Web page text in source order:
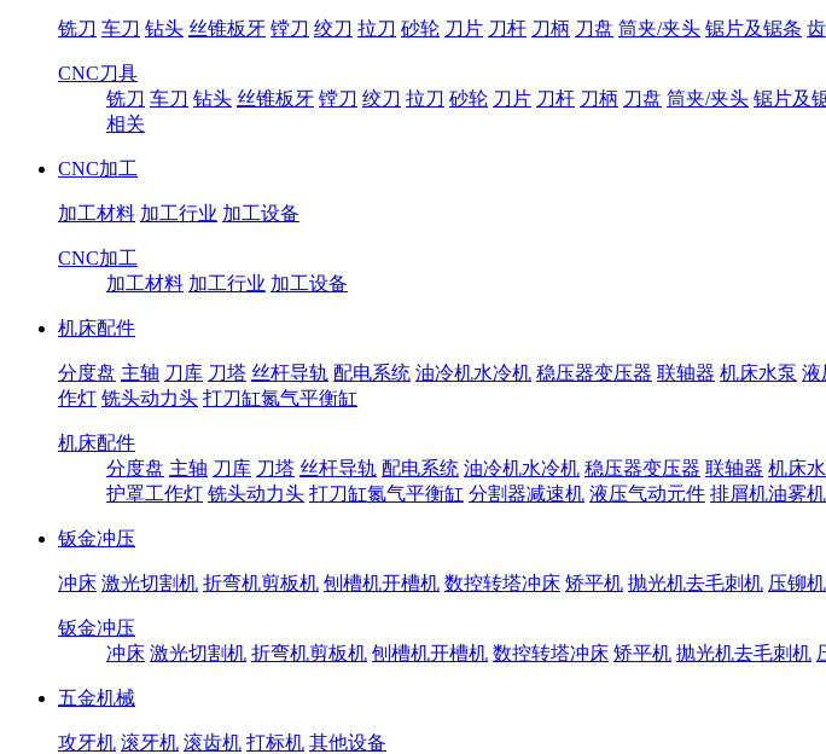
铣刀 车刀 钻头 丝锥板牙 镗刀 绞刀 拉刀 砂轮 刀片 刀杆 刀柄 刀盘 筒夹/夹头 锯片及锯条
CNC刀具
铣刀 车刀 钻头 丝锥板牙 镗刀 绞刀 拉刀 砂轮 刀片 刀杆 刀柄 刀盘 筒夹/夹头 锯片及
相关
CNC加工
加工材料 加工行业 加工设备
CNC加工
加工材料 加工行业 加工设备
机床配件
分度盘 主轴 刀库 刀塔 丝杆导轨 配电系统 油冷机水冷机 稳压器变压器 联轴器 机床水泵 液
作灯 铣头动力头 打刀缸氮气平衡缸
机床配件
分度盘 主轴 刀库 刀塔 丝杆导轨 配电系统 油冷机水冷机 稳压器变压器 联轴器 机床
护罩工作灯 铣头动力头 打刀缸氮气平衡缸 分割器减速机 液压气动元件 排屑机油雾机
钣金冲压
冲床 激光切割机 折弯机剪板机 刨槽机开槽机 数控转塔冲床 矫平机 抛光机去毛刺机 压铆机
钣金冲压
冲床 激光切割机 折弯机剪板机 刨槽机开槽机 数控转塔冲床 矫平机 抛光机去毛刺机
五金机械
攻牙机 滚牙机 滚齿机 打标机 其他设备